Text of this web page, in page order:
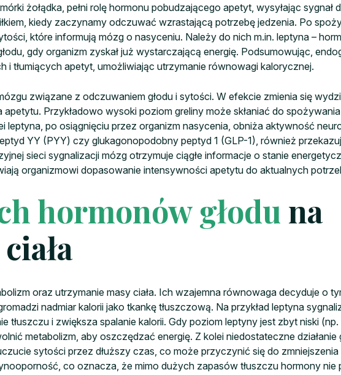
żołądka, pełni rolę hormonu pobudzającego apetyt, wysyłając sygnał
kiedy zaczynamy odczuwać wzrastającą potrzebę jedzenia. Po
które informują mózg o nasyceniu. Należy do nich m.in. leptyna –
gdy organizm zyskał już wystarczającą energię. Podsumowując,
i tłumiących apetyt, umożliwiając utrzymanie równowagi kalorycznej.
związane z odczuwaniem głodu i sytości. W efekcie zmienia się
Przykładowo wysoki poziom greliny może skłaniać do
po osiągnięciu przez organizm nasycenia, obniża aktywność
YY (PYY) czy glukagonopodobny peptyd 1 (GLP-1), również
sieci sygnalizacji mózg otrzymuje ciągłe informacje o stanie
organizmowi dopasowanie intensywności apetytu do aktualnych
hormonów głodu na
oraz utrzymanie masy ciała. Ich wzajemna równowaga decyduje o
nadmiar kalorii jako tkankę tłuszczową. Na przykład leptyna
tłuszczu i zwiększa spalanie kalorii. Gdy poziom leptyny jest zbyt niski
metabolizm, aby oszczędzać energię. Z kolei niedostateczne działanie
sytości przez dłuższy czas, co może przyczynić się do
co oznacza, że mimo dużych zapasów tłuszczu hormony nie